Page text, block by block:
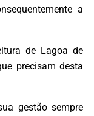
a
de Lagoa de
precisam desta
gestão sempre